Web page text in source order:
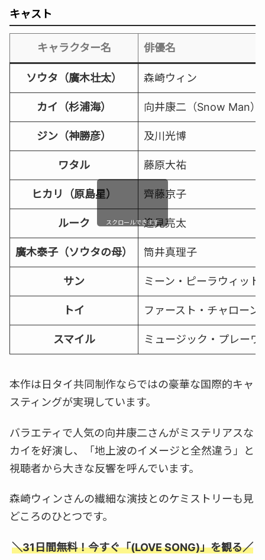
キャスト
キャラクター名 俳優名
ソウタ（廣木壮太） 森崎ウィン
カイ（杉浦海） 向井康二（Snow Man）
ジン（神勝彦） 及川光博
ワタル 藤原大祐
ヒカリ（原島星） 齊藤京子
ルーク 逢見亮太
廣木泰子（ソウタの母） 筒井真理子
サン ミーン・ピーラウィッ
トイ ファースト・チャロー
スマイル ミュージック・プレー
スクロールできます
本作は日タイ共同制作ならではの豪華な国際的キャ
スティングが実現しています。
バラエティで人気の向井康二さんがミステリアスな
カイを好演し、「地上波のイメージと全然違う」と
視聴者から大きな反響を呼んでいます。
森崎ウィンさんの繊細な演技とのケミストリーも見
どころのひとつです。
＼31日間無料！今すぐ「(LOVE SONG)」を観る／